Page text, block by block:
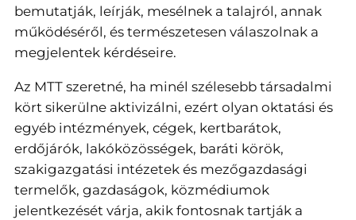
bemutatják, leírják, mesélnek a talajról, annak
működéséről, és természetesen válaszolnak a
megjelentek kérdéseire.
Az MTT szeretné, ha minél szélesebb társadalmi
kört sikerülne aktivizálni, ezért olyan oktatási és
egyéb intézmények, cégek, kertbarátok,
erdőjárók, lakóközösségek, baráti körök,
szakigazgatási intézetek és mezőgazdasági
termelők, gazdaságok, közmédiumok
jelentkezését várja, akik fontosnak tartják a